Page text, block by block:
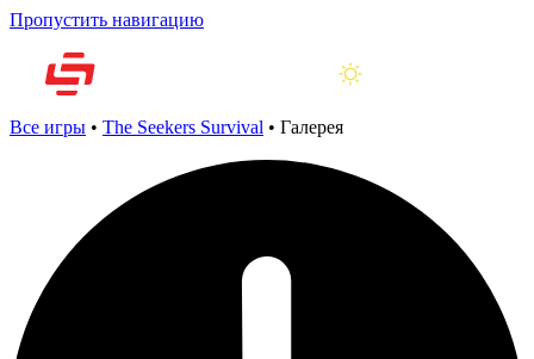
Пропустить навигацию
Все игры • The Seekers Survival • Галерея